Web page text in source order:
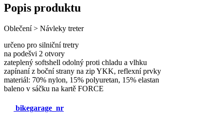
Popis produktu
Oblečení > Návleky treter
určeno pro silniční tretry
na podešvi 2 otvory
zateplený softshell odolný proti chladu a vlhku
zapínaní z boční strany na zip YKK, reflexní prvky
materiál: 70% nylon, 15% polyuretan, 15% elastan
baleno v sáčku na kartě FORCE
bikegarage_nr